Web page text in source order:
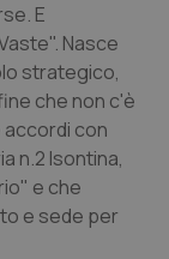
E
Nasce
strategico,
che non c'è
accordi con
n.2 Isontina,
e che
e sede per